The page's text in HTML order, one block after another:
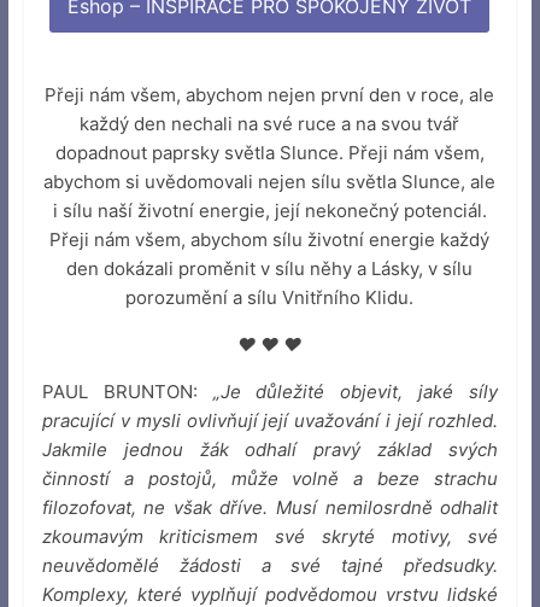
Eshop – INSPIRACE PRO SPOKOJENÝ ŽIVOT
Přeji nám všem, abychom nejen první den v roce, ale
každý den nechali na své ruce a na svou tvář
dopadnout paprsky světla Slunce. Přeji nám všem,
abychom si uvědomovali nejen sílu světla Slunce, ale
i sílu naší životní energie, její nekonečný potenciál.
Přeji nám všem, abychom sílu životní energie každý
den dokázali proměnit v sílu něhy a Lásky, v sílu
porozumění a sílu Vnitřního Klidu.
♥ ♥ ♥
PAUL BRUNTON: „Je důležité objevit, jaké síly
pracující v mysli ovlivňují její uvažování i její rozhled.
Jakmile jednou žák odhalí pravý základ svých
činností a postojů, může volně a beze strachu
filozofovat, ne však dříve. Musí nemilosrdně odhalit
zkoumavým kriticismem své skryté motivy, své
neuvědomělé žádosti a své tajné předsudky.
Komplexy, které vyplňují podvědomou vrstvu lidské